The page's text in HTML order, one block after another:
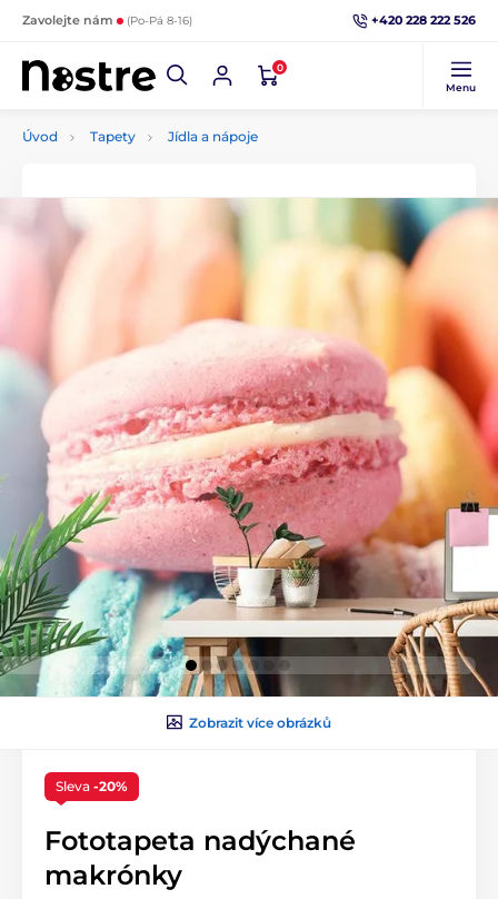
Zavolejte nám (Po-Pá 8-16) +420 228 222 526
0
Menu
Úvod Tapety Jídla a nápoje
Zobrazit více obrázků
Sleva -20%
Fototapeta nadýchané
makrónky